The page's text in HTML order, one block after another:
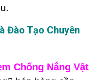
Đào Tạo Chuyên
Chống Nắng Vật